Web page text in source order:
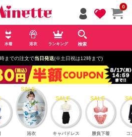
0
水着 浴衣 ランキング 検索
までの注文で当日発送(※土日祝は12時まで)
浴衣 キャバドレス 勝負下着 コ
ペー
ジト
ップ